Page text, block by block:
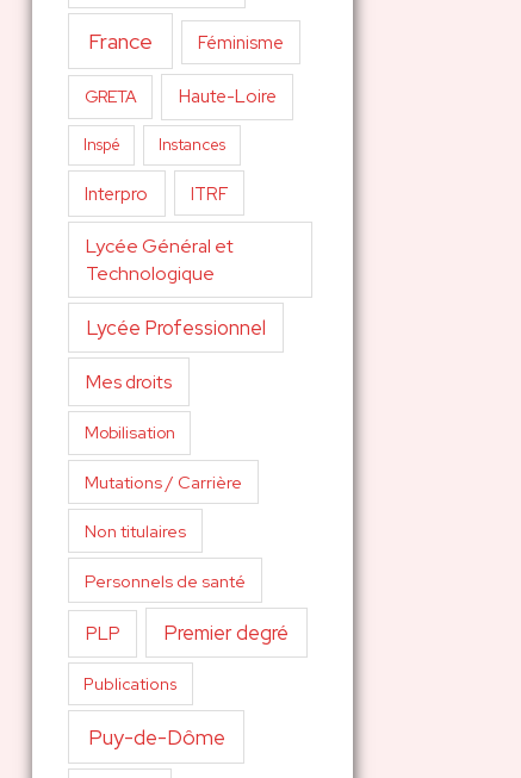
France Féminisme
GRETA Haute-Loire
Inspé Instances
Interpro ITRF
Lycée Général et
Technologique
Lycée Professionnel
Mes droits
Mobilisation
Mutations / Carrière
Non titulaires
Personnels de santé
PLP Premier degré
Publications
Puy-de-Dôme